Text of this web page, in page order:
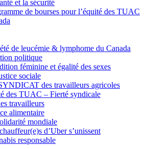
et la sécurité
de bourses pour l’équité des TUAC
de leucémie & lymphome du Canada
politique
féminine et égalité des sexes
sociale
des travailleurs agricoles
des TUAC – Fierté syndicale
travailleurs
alimentaire
mondiale
d’Uber s’unissent
responsable